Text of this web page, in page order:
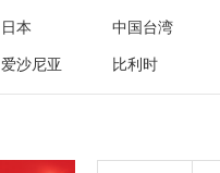
日本 中国台湾
爱沙尼亚 比利时